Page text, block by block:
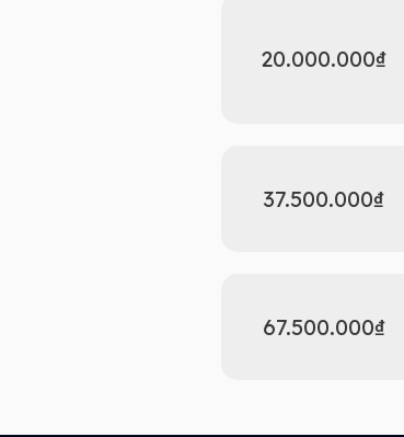
20.000.000₫
37.500.000₫
67.500.000₫